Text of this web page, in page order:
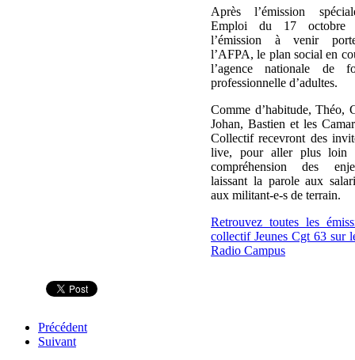
Après l’émission
Emploi du 17 octobre
l’émission à venir
l’AFPA, le plan social en
l’agence nationale de
professionnelle d’adultes.
Comme d’habitude, Théo,
Johan, Bastien et les
Collectif recevront des
live, pour aller plus loin
compréhension des
laissant la parole aux
aux militant-e-s de terrain.
Retrouvez toutes les
collectif Jeunes Cgt 63 sur
Radio Campus
Précédent
Suivant